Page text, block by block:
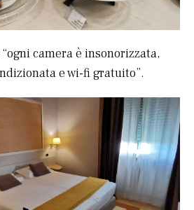
camera è insonorizzata,
e wi-fi gratuito”.